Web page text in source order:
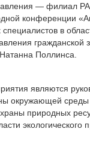
— филиал
конференции
в
Поллинса.
являются
окружающей среды
природных